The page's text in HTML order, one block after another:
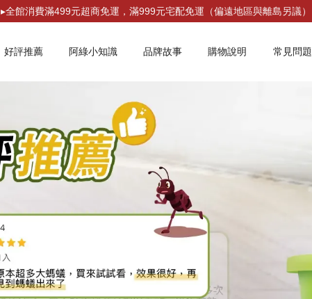
▸全館消費滿499元超商免運，滿999元宅配免運（偏遠地區與離島另議）
好評推薦 阿綠小知識 品牌故事 購物說明 常見問題
您的購物車目前還是空的。
繼續購物